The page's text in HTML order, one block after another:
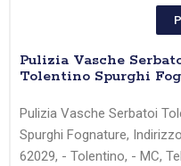
Pulizia Vasche
Tolentino Spurghi
Pulizia Vasche Serbatoi
Spurghi Fognature,
62029, - Tolentino, - MC,